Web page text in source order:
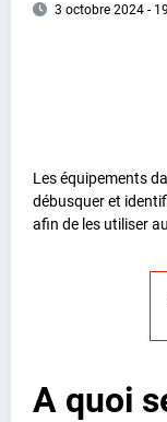
3 octobre 2024 -
Les équipements
débusquer et
afin de les utiliser
A quoi